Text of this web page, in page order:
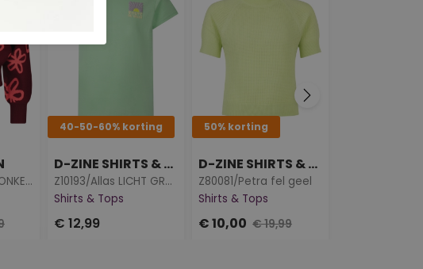
W10117/Tanomi DONKER ROOD
40-50-60% korting
D-ZINE SHIRTS & TOPS
Z10193/Allas LICHT GROEN
Shirts & Tops
€ 12,99
50% korting
D-ZINE SHIRTS & TOPS
Z80081/Petra fel geel
Shirts & Tops
€ 10,00 € 19,99